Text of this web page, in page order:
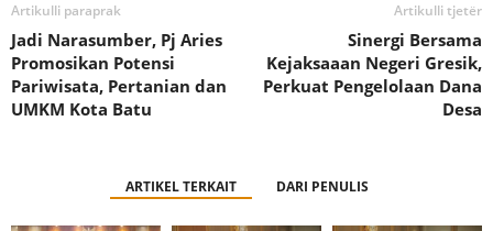
Artikulli paraprak
Jadi Narasumber, Pj Aries
Promosikan Potensi
Pariwisata, Pertanian dan
UMKM Kota Batu
Artikulli tjetër
Sinergi Bersama
Kejaksaaan Negeri Gresik,
Perkuat Pengelolaan Dana
Desa
ARTIKEL TERKAIT DARI PENULIS